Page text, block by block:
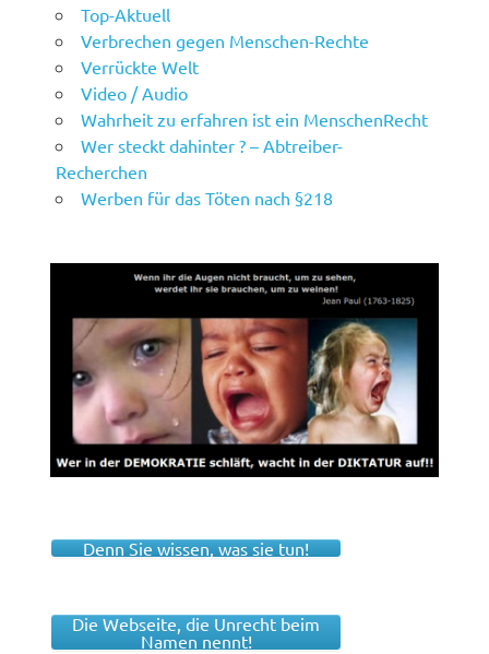
Top-Aktuell
Verbrechen gegen Menschen-Rechte
Verrückte Welt
Video / Audio
Wahrheit zu erfahren ist ein MenschenRecht
Wer steckt dahinter ? – Abtreiber-
Recherchen
Werben für das Töten nach §218
Denn Sie wissen, was sie tun!
Die Webseite, die Unrecht beim
Namen nennt!